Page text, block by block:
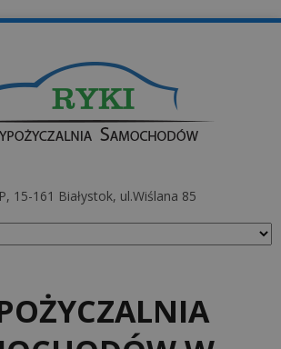
15-161 Białystok, ul.Wiślana 85